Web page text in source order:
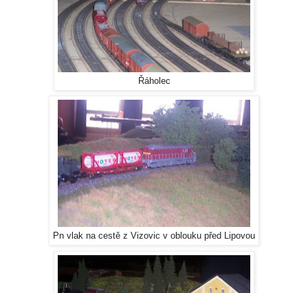
Řáholec
Pn vlak na cestě z Vizovic v oblouku před Lipovou